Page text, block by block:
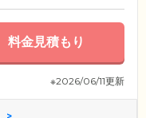
料金見積もり
※2026/06/11更新